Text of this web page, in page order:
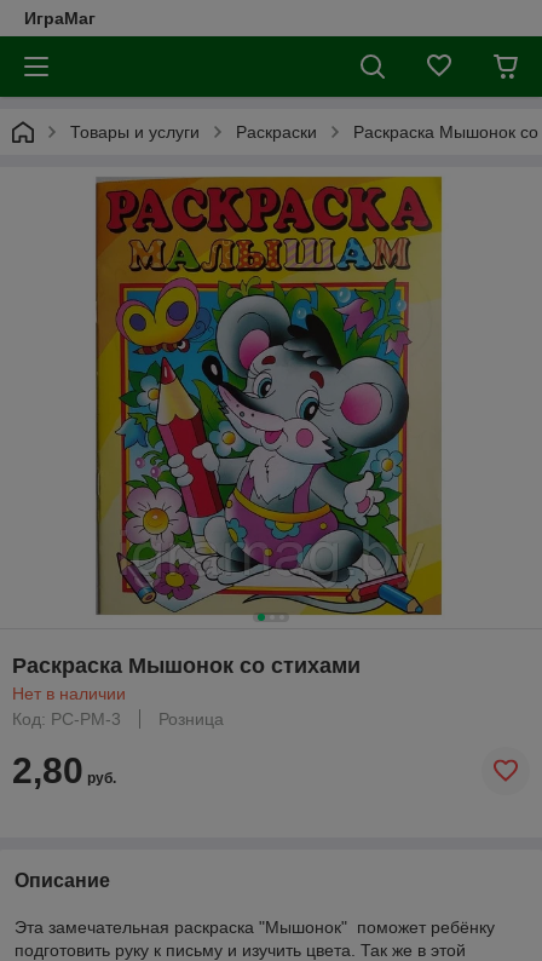
ИграМаг
Товары и услуги Раскраски Раскраска Мышонок со
Раскраска Мышонок со стихами
Нет в наличии
Код: РС-РМ-3
Розница
2,80 руб.
Описание
Эта замечательная раскраска "Мышонок" поможет ребёнку
подготовить руку к письму и изучить цвета. Так же в этой